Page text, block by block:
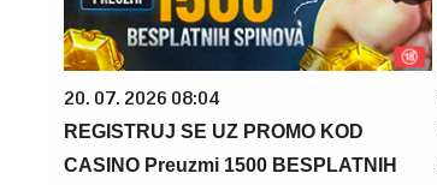
20. 07. 2026 08:04
REGISTRUJ SE UZ PROMO KOD
CASINO Preuzmi 1500 BESPLATNIH